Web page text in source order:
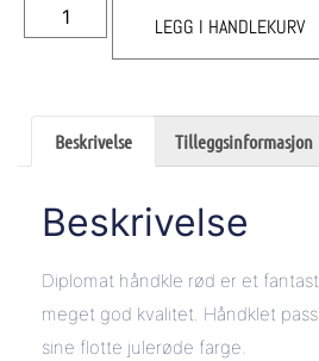
LEGG I HANDLEKURV
Beskrivelse Tilleggsinformasjon
Beskrivelse
Diplomat håndkle rød er et
meget god kvalitet. Håndklet
sine flotte julerøde farge.